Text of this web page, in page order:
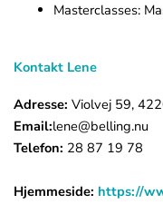
Masterclasses:
Kontakt Lene
Adresse: Violvej 59,
Email:lene@belling.nu
Telefon: 28 87 19 78
Hjemmeside: https://